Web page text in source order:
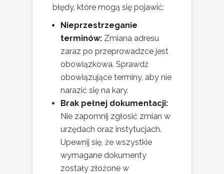
błędy, które mogą się pojawić:
Nieprzestrzeganie
terminów: Zmiana adresu
zaraz po przeprowadzce jest
obowiązkowa. Sprawdź
obowiązujące terminy, aby nie
narazić się na kary.
Brak pełnej dokumentacji:
Nie zapomnij zgłosić zmian w
urzędach oraz instytucjach.
Upewnij się, że wszystkie
wymagane dokumenty
zostały złożone w